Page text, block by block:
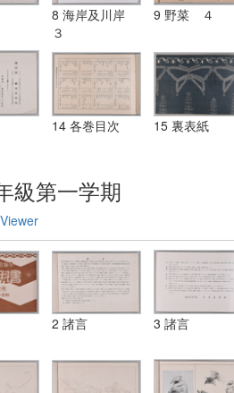
8 海岸及川岸
３
9 野菜 ４
14 各巻目次 15 裏表紙
級第一学期
Viewer
2 諸言 3 諸言